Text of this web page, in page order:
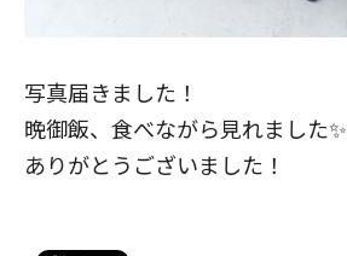
写真届きました！
晩御飯、食べながら見れました✨
ありがとうございました！